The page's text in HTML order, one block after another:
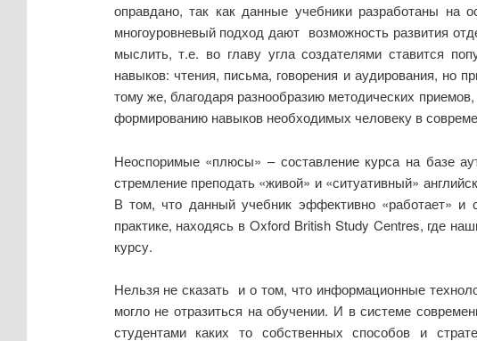
оправдано, так как данные учебники разработаны на
многоуровневый подход дают возможность развития
мыслить, т.е. во главу угла создателями ставится
навыков: чтения, письма, говорения и аудирования, но
тому же, благодаря разнообразию методических
формированию навыков необходимых человеку в
Неоспоримые «плюсы» – составление курса на базе
стремление преподать «живой» и «ситуативный»
В том, что данный учебник эффективно «работает» и
практике, находясь в Oxford British Study Centres, где
курсу.
Нельзя не сказать и о том, что информационные
могло не отразиться на обучении. И в системе
студентами каких то собственных способов и